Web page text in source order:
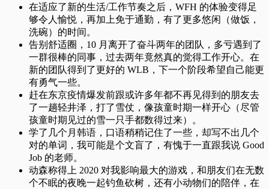
在适应了新的生活/工作节奏之后，WFH 的体验变得足
够令人愉悦，再加上免于通勤，有了更多悠闲（做饭，
洗碗）的时间。
告别舒适圈，10 月离开了奋斗两年的团队，多亏遇到了
一群很棒的同事，过去两年竟然真的觉得工作开心。在
新的团队得到了更好的 WLB，下一个阶段希望自己能更
有勇气一些。
赶在东京疫情爆发前跟或许多年都不再见得到的朋友去
了一趟轻井泽，打了雪仗，像孩童时期一样开心（尽管
孩童时期见过的雪一只手都数得过来）。
学了几个月韩语，口语稍稍记住了一些，却写不出几个
对的单词，我可能是个文盲了，有愧于一直跟我说 Good
Job 的老师。
动森称得上 2020 对我影响最大的游戏，和朋友们在无数
个不眠的夜晚一起钓鱼砍树，还有小动物们的陪伴，在